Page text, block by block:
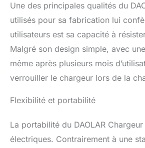
Une des principales qualités du
utilisés pour sa fabrication lui
utilisateurs est sa capacité à
Malgré son design simple, avec
même après plusieurs mois
verrouiller le chargeur lors de la
Flexibilité et portabilité
La portabilité du DAOLAR
électriques. Contrairement à une